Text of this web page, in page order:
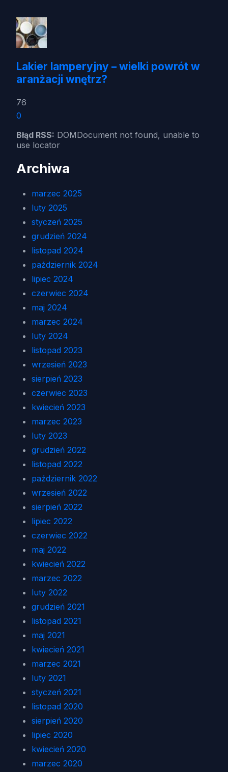
Lakier lamperyjny – wielki powrót w
aranżacji wnętrz?
76
0
Błąd RSS: DOMDocument not found, unable to
use locator
Archiwa
marzec 2025
luty 2025
styczeń 2025
grudzień 2024
listopad 2024
październik 2024
lipiec 2024
czerwiec 2024
maj 2024
marzec 2024
luty 2024
listopad 2023
wrzesień 2023
sierpień 2023
czerwiec 2023
kwiecień 2023
marzec 2023
luty 2023
grudzień 2022
listopad 2022
październik 2022
wrzesień 2022
sierpień 2022
lipiec 2022
czerwiec 2022
maj 2022
kwiecień 2022
marzec 2022
luty 2022
grudzień 2021
listopad 2021
maj 2021
kwiecień 2021
marzec 2021
luty 2021
styczeń 2021
listopad 2020
sierpień 2020
lipiec 2020
kwiecień 2020
marzec 2020